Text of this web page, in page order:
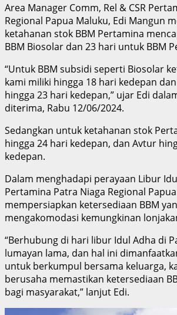
Area Manager Comm, Rel & CSR
Regional Papua Maluku, Edi Mangun
ketahanan stok BBM Pertamina
BBM Biosolar dan 23 hari untuk BBM
“Untuk BBM subsidi seperti Biosolar
kami miliki hingga 18 hari kedepan
hingga 23 hari kedepan,” ujar Edi
diterima, Rabu 12/06/2024.
Sedangkan untuk ketahanan stok
hingga 24 hari kedepan, dan Avtur
kedepan.
Dalam menghadapi perayaan Libur
Pertamina Patra Niaga Regional
mempersiapkan ketersediaan BBM
mengakomodasi kemungkinan
“Berhubung di hari libur Idul Adha di
lumayan lama, dan hal ini
untuk berkumpul bersama keluarga,
berusaha memastikan ketersediaan
bagi masyarakat,” lanjut Edi.